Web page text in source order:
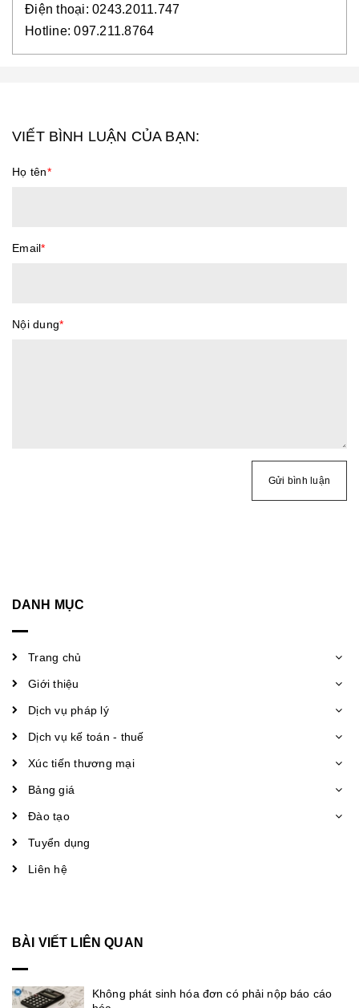
Điện thoại: 0243.2011.747
Hotline: 097.211.8764
VIẾT BÌNH LUẬN CỦA BẠN:
Họ tên*
Email*
Nội dung*
Gửi bình luận
DANH MỤC
Trang chủ
Giới thiệu
Dịch vụ pháp lý
Dịch vụ kế toán - thuế
Xúc tiến thương mại
Bảng giá
Đào tạo
Tuyển dụng
Liên hệ
BÀI VIẾT LIÊN QUAN
Không phát sinh hóa đơn có phải nộp báo cáo